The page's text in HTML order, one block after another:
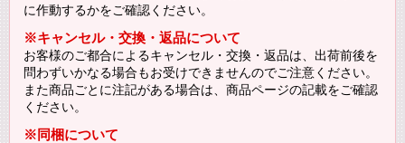
に作動するかをご確認ください。
※キャンセル・交換・返品について
お客様のご都合によるキャンセル・交換・返品は、出荷前後を
問わずいかなる場合もお受けできませんのでご注意ください。
また商品ごとに注記がある場合は、商品ページの記載をご確認
ください。
※同梱について